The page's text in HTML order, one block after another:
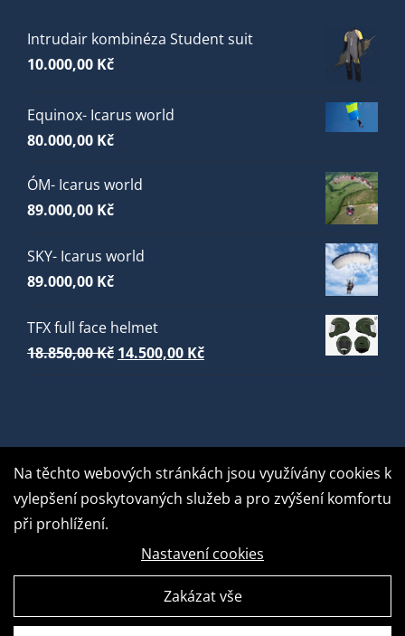
Intrudair kombinéza Student suit
10.000,00 Kč
Equinox- Icarus world
80.000,00 Kč
ÓM- Icarus world
89.000,00 Kč
SKY- Icarus world
89.000,00 Kč
TFX full face helmet
18.850,00Kč Původní
14.500,00 KčAktuální
GDPR Ready
Na těchto webových stránkách jsou využívány cookies k
vylepšení poskytovaných služeb a pro zvýšení komfortu
při prohlížení.
Nastavení cookies
Zakázat vše